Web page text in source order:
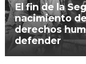
El fin de la
nacimiento
derechos
defender